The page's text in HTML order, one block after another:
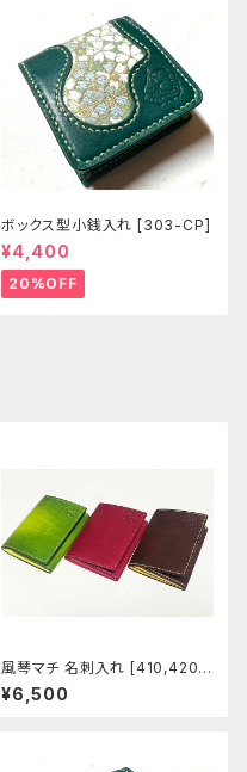
ボックス型小銭入れ [303-CP]
¥4,400
20%OFF
風琴マチ 名刺入れ [410,420-
421]
¥6,500